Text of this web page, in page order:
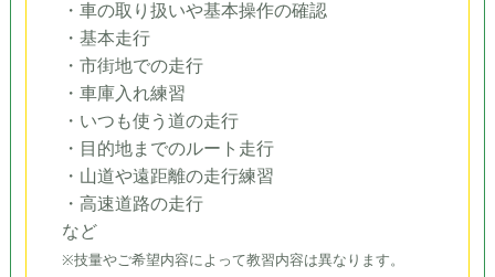
・車の取り扱いや基本操作の確認
・基本走行
・市街地での走行
・車庫入れ練習
・いつも使う道の走行
・目的地までのルート走行
・山道や遠距離の走行練習
・高速道路の走行
など
※技量やご希望内容によって教習内容は異なります。